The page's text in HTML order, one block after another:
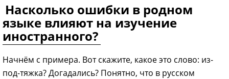
Насколько ошибки в родном
языке влияют на изучение
иностранного?
Начнём с примера. Вот скажите, какое это слово: из-
под-тяжка? Догадались? Понятно, что в русском